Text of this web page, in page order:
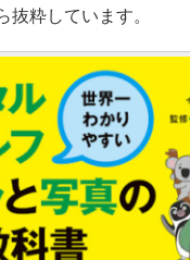
抜粋しています。